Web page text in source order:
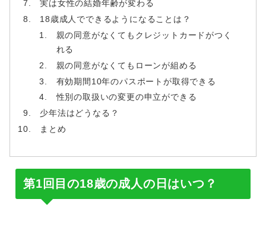
実は女性の結婚年齢が変わる
18歳成人でできるようになることは？
親の同意がなくてもクレジットカードがつく
れる
親の同意がなくてもローンが組める
有効期間10年のパスポートが取得できる
性別の取扱いの変更の申立ができる
少年法はどうなる？
まとめ
第1回目の18歳の成人の日はいつ？